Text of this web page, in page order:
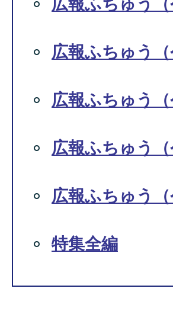
広報ふちゅう
広報ふちゅう
広報ふちゅう
広報ふちゅう
特集全編